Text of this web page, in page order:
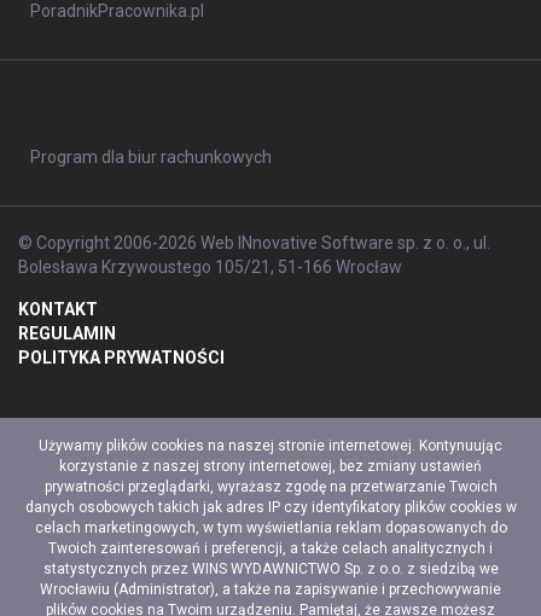
PoradnikPracownika.pl
Program dla biur rachunkowych
© Copyright 2006-2026 Web INnovative Software sp. z o. o., ul.
Bolesława Krzywoustego 105/21, 51-166 Wrocław
KONTAKT
REGULAMIN
POLITYKA PRYWATNOŚCI
Używamy plików cookies na naszej stronie internetowej. Kontynuując
korzystanie z naszej strony internetowej, bez zmiany ustawień
prywatności przeglądarki, wyrażasz zgodę na przetwarzanie Twoich
danych osobowych takich jak adres IP czy identyfikatory plików cookies w
celach marketingowych, w tym wyświetlania reklam dopasowanych do
Twoich zainteresowań i preferencji, a także celach analitycznych i
statystycznych przez WINS WYDAWNICTWO Sp. z o.o. z siedzibą we
Wrocławiu (Administrator), a także na zapisywanie i przechowywanie
plików cookies na Twoim urządzeniu. Pamiętaj, że zawsze możesz